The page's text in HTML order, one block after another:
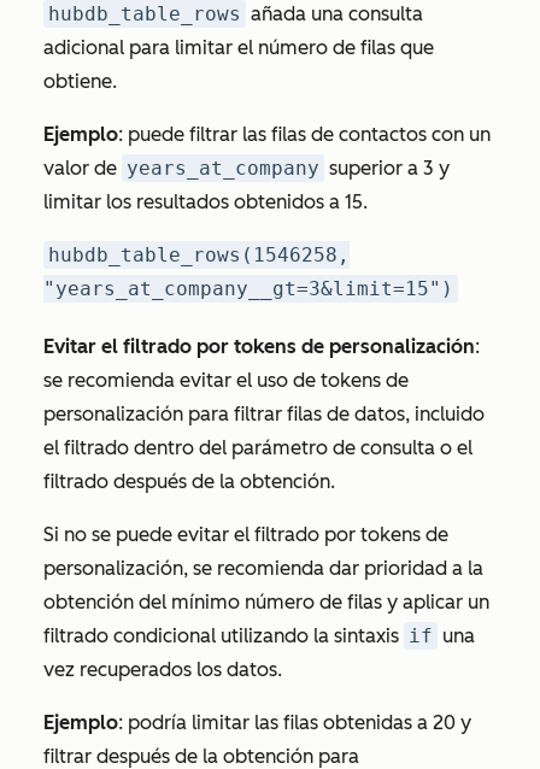
hubdb_table_rows añada una consulta
adicional para limitar el número de filas que
obtiene.
Ejemplo: puede filtrar las filas de contactos con un
valor de years_at_company superior a 3 y
limitar los resultados obtenidos a 15.
hubdb_table_rows(1546258,
"years_at_company__gt=3&limit=15")
Evitar el filtrado por tokens de personalización:
se recomienda evitar el uso de tokens de
personalización para filtrar filas de datos, incluido
el filtrado dentro del parámetro de consulta o el
filtrado después de la obtención.
Si no se puede evitar el filtrado por tokens de
personalización, se recomienda dar prioridad a la
obtención del mínimo número de filas y aplicar un
filtrado condicional utilizando la sintaxis if una
vez recuperados los datos.
Ejemplo: podría limitar las filas obtenidas a 20 y
filtrar después de la obtención para